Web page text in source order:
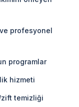
profesyonel
programlar
hizmeti
temizliği